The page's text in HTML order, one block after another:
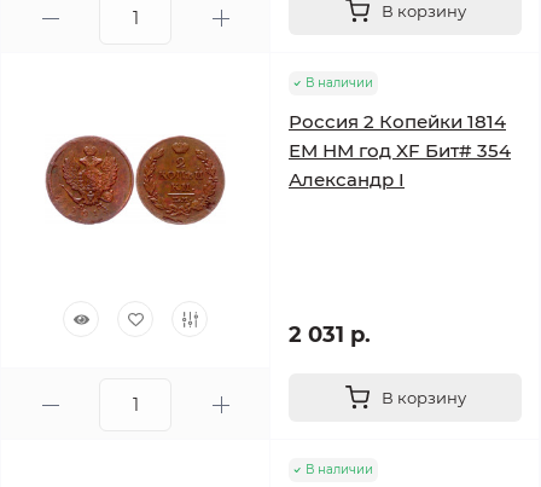
В корзину
В наличии
Россия 2 Копейки 1814
ЕМ НМ год XF Бит# 354
Александр I
2 031 р.
В корзину
В наличии